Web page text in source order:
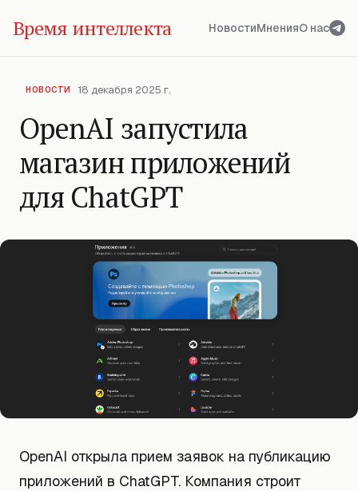
Время интеллекта НовостиМненияО нас
НОВОСТИ 18 декабря 2025 г.
OpenAI запустила
магазин приложений
для ChatGPT
OpenAI открыла прием заявок на публикацию
приложений в ChatGPT. Компания строит